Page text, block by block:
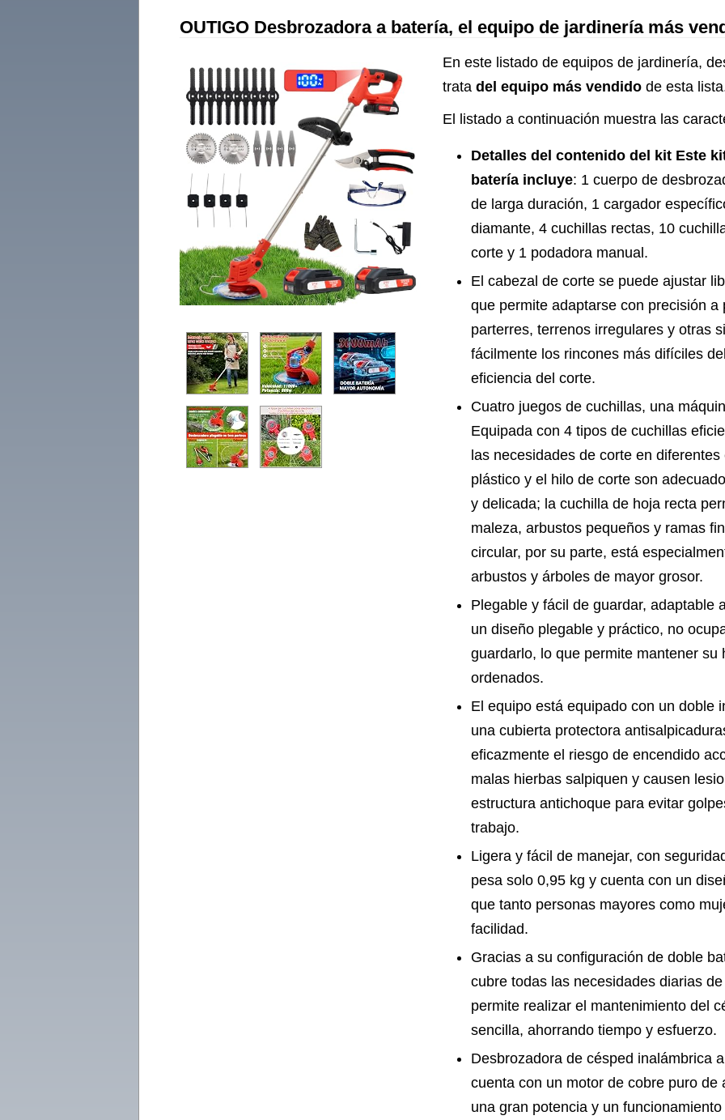
OUTIGO Desbrozadora a batería, el equipo de jardinería más
En este listado de equipos de jardinería,
trata del equipo más vendido de esta
El listado a continuación muestra las
Detalles del contenido del kit Este
batería incluye: 1 cuerpo de
de larga duración, 1 cargador
diamante, 4 cuchillas rectas, 10
corte y 1 podadora manual.
El cabezal de corte se puede ajustar
que permite adaptarse con precisión a
parterres, terrenos irregulares y otras
fácilmente los rincones más difíciles
eficiencia del corte.
Cuatro juegos de cuchillas, una
Equipada con 4 tipos de cuchillas
las necesidades de corte en
plástico y el hilo de corte son
y delicada; la cuchilla de hoja recta
maleza, arbustos pequeños y ramas
circular, por su parte, está
arbustos y árboles de mayor grosor.
Plegable y fácil de guardar, adaptable
un diseño plegable y práctico, no
guardarlo, lo que permite mantener su
ordenados.
El equipo está equipado con un doble
una cubierta protectora
eficazmente el riesgo de encendido
malas hierbas salpiquen y causen
estructura antichoque para evitar
trabajo.
Ligera y fácil de manejar, con
pesa solo 0,95 kg y cuenta con un
que tanto personas mayores como
facilidad.
Gracias a su configuración de doble
cubre todas las necesidades diarias
permite realizar el mantenimiento del
sencilla, ahorrando tiempo y esfuerzo.
Desbrozadora de césped inalámbrica
cuenta con un motor de cobre puro de
una gran potencia y un